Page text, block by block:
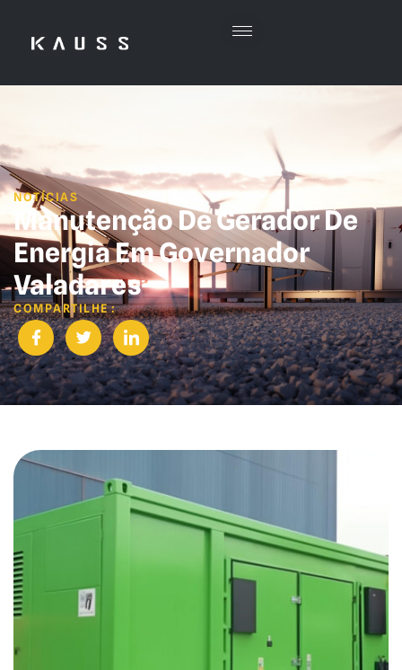
NOTÍCIAS
Manutenção De Gerador De
Energia Em Governador
Valadares
COMPARTILHE :